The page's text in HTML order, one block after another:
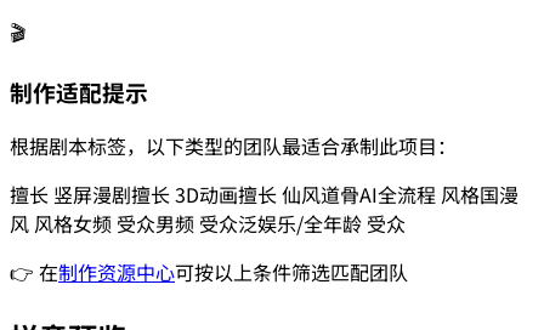
🎬
制作适配提示
根据剧本标签，以下类型的团队最适合承制此项目：
擅长 竖屏漫剧擅长3D动画擅长仙风道骨AI全流程 风格国漫
风 风格女频 受众男频 受众泛娱乐/全年龄 受众
👉 在制作资源中心可按以上条件筛选匹配团队